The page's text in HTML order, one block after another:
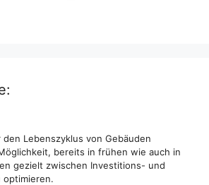
den Lebenszyklus von Gebäuden
bereits in frühen wie auch in
gezielt zwischen Investitions- und
optimieren.